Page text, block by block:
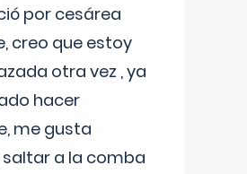
por cesárea
creo que estoy
otra vez , ya
hacer
me gusta
a la comba